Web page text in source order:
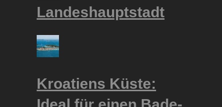
Landeshauptstadt
Kroatiens Küste: